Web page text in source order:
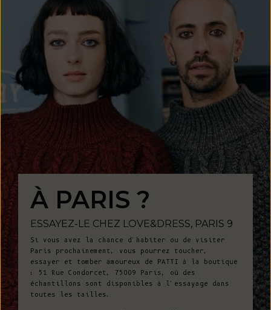
À PARIS ?
ESSAYEZ-LE CHEZ LOVE&DRESS, PARIS 9
Si vous avez la chance d'habiter ou de visiter
Paris prochainement, vous pourrez toucher,
essayer et tomber amoureux de PATTI à la boutique
: 51 Rue Condorcet, 75009 Paris, où des
échantillons sont disponibles à l'essayage dans
toutes les tailles.